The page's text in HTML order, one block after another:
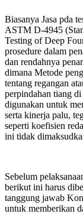
Biasanya Jasa pda
ASTM D-4945
Testing of Deep
prosedure dalam
dan rendahnya
dimana Metode
tentang regangan
perpindahan tiang
digunakan untuk
serta kinerja palu,
seperti koefisien
ini tidak
Sebelum
berikut ini harus
tanggung jawab
untuk memberikan